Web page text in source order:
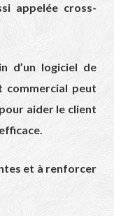
appelée cross-
d’un logiciel de
commercial peut
aider le client
et à renforcer